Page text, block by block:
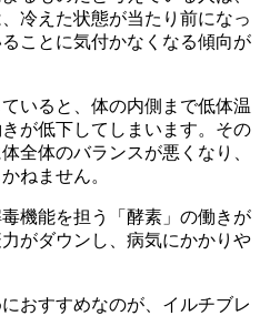
冷えた状態が当たり前になっ
ことに気付かなくなる傾向が
いると、体の内側まで低体温
が低下してしまいます。その
全体のバランスが悪くなり、
ねません。
機能を担う「酵素」の働きが
がダウンし、病気にかかりや
おすすめなのが、イルチブレ